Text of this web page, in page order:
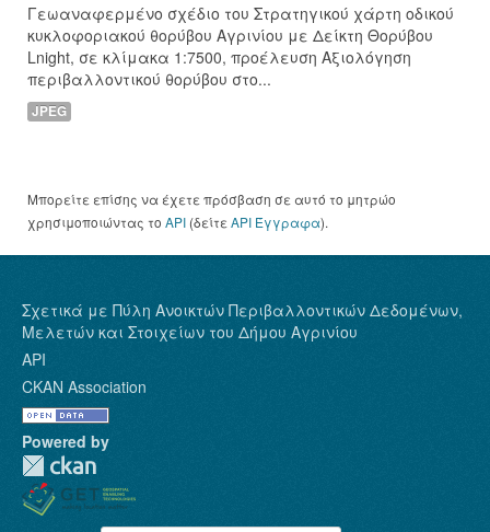
Γεωαναφερμένο σχέδιο του Στρατηγικού χάρτη οδικού
κυκλοφοριακού θορύβου Αγρινίου με Δείκτη Θορύβου
Lnight, σε κλίμακα 1:7500, προέλευση Αξιολόγηση
περιβαλλοντικού θορύβου στο...
JPEG
Μπορείτε επίσης να έχετε πρόσβαση σε αυτό το μητρώο
χρησιμοποιώντας το API (δείτε API Έγγραφα).
Σχετικά με Πύλη Ανοικτών Περιβαλλοντικών Δεδομένων,
Μελετών και Στοιχείων του Δήμου Αγρινίου
API
CKAN Association
Powered by